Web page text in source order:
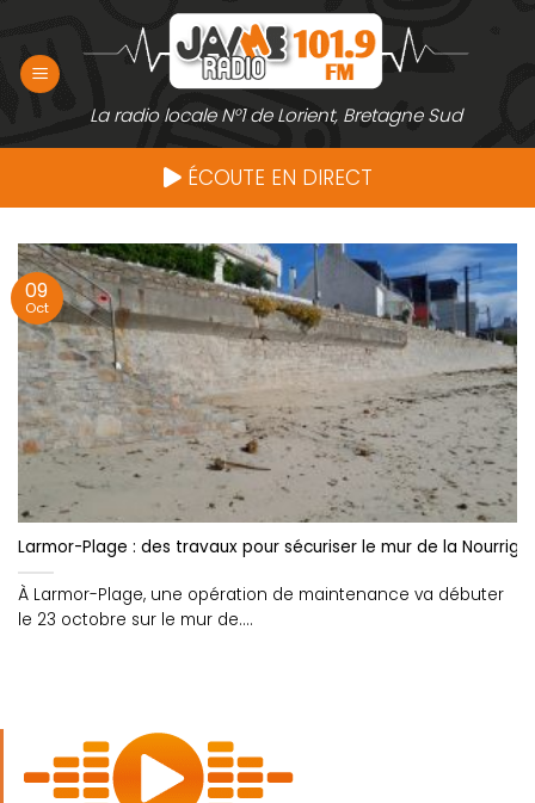
contenu
La radio locale N°1 de Lorient, Bretagne Sud
ÉCOUTE EN DIRECT
Larmor-Plage : des travaux pour sécuriser le mur de la
À Larmor-Plage, une opération de maintenance va débuter
le 23 octobre sur le mur de....
09
Oct